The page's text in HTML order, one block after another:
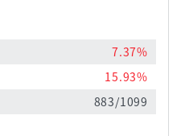
7.37%
15.93%
883/1099